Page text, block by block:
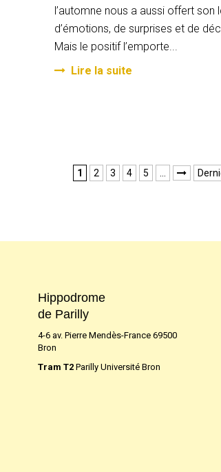
l’automne nous a aussi offert son
d’émotions, de surprises et de
Mais le positif l’emporte...
Lire la suite
1 2 3 4 5 
Hippodrome
de Parilly
4-6 av. Pierre Mendès-France 69500
Bron
Tram T2Parilly Université Bron